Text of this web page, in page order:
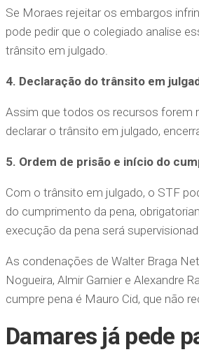
Se Moraes rejeitar os embargos
pode pedir que o colegiado analise
trânsito em julgado.
4. Declaração do trânsito em
Assim que todos os recursos forem
declarar o trânsito em julgado,
5. Ordem de prisão e início do
Com o trânsito em julgado, o STF
do cumprimento da pena,
execução da pena será
As condenações de Walter Braga
Nogueira, Almir Garnier e Alexandre
cumpre pena é Mauro Cid, que não
Damares já pede